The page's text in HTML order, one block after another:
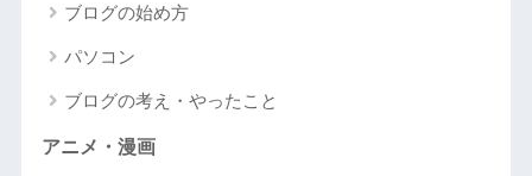
ブログの始め方
パソコン
ブログの考え・やったこと
アニメ・漫画